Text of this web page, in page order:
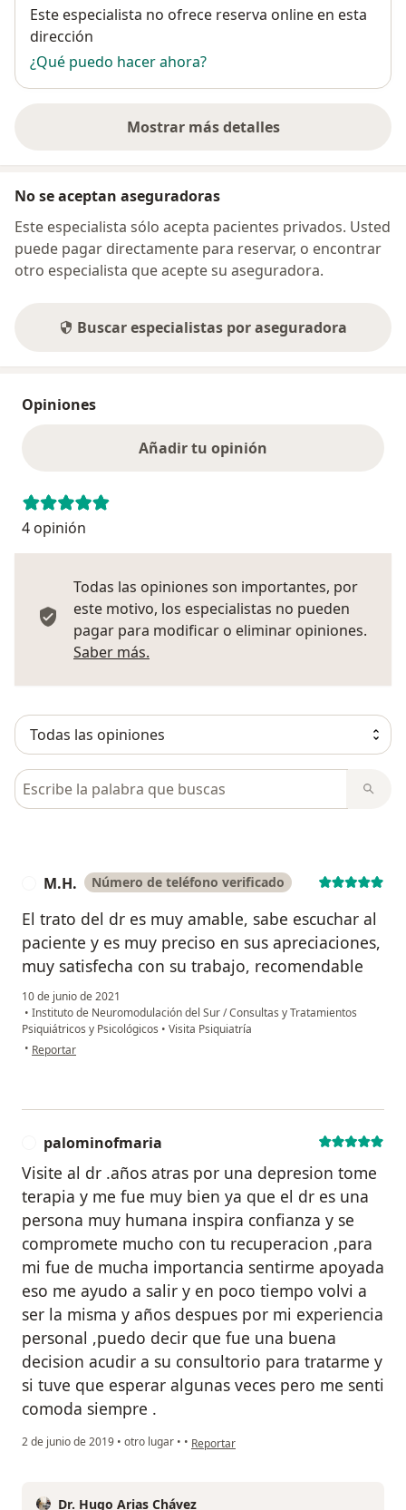
Disponibilidad
Este especialista no ofrece reserva online en esta
dirección
¿Qué puedo hacer ahora?
Mostrar más detalles
sobre la dirección
No se aceptan aseguradoras
Este especialista sólo acepta pacientes privados. Usted
puede pagar directamente para reservar, o encontrar
otro especialista que acepte su aseguradora.
Buscar especialistas por aseguradora
Opiniones
Añadir tu opinión
4 opinión
Todas las opiniones son importantes, por
este motivo, los especialistas no pueden
pagar para modificar o eliminar opiniones.
Saber más.
Busca en opiniones
M.H. Número de teléfono verificado
El trato del dr es muy amable, sabe escuchar al
paciente y es muy preciso en sus apreciaciones,
muy satisfecha con su trabajo, recomendable
10 de junio de 2021
• Instituto de Neuromodulación del Sur / Consultas y Tratamientos
Psiquiátricos y Psicológicos • Visita Psiquiatría
• en opinión del usuario M.H.
Reportar
palominofmaria
Visite al dr .años atras por una depresion tome
terapia y me fue muy bien ya que el dr es una
persona muy humana inspira confianza y se
compromete mucho con tu recuperacion ,para
mi fue de mucha importancia sentirme apoyada
eso me ayudo a salir y en poco tiempo volvi a
ser la misma y años despues por mi experiencia
personal ,puedo decir que fue una buena
decision acudir a su consultorio para tratarme y
si tuve que esperar algunas veces pero me senti
comoda siempre .
2 de junio de 2019 • otro lugar • • en opinión del usuario palominofmaria
Reportar
Dr. Hugo Arias Chávez